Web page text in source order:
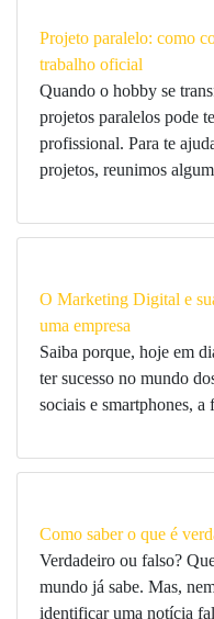
Projeto paralelo: como
trabalho oficial
Quando o hobby se
projetos paralelos pode
profissional. Para te
projetos, reunimos
O Marketing Digital e
uma empresa
Saiba porque, hoje em
ter sucesso no mundo
sociais e smartphones,
Como saber o que é
Verdadeiro ou falso?
mundo já sabe. Mas,
identificar uma notícia